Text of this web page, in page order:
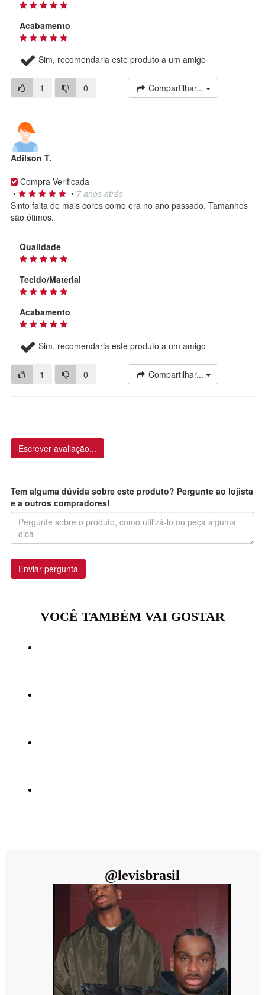
Acabamento
Sim, recomendaria este produto a um amigo
1 0 Compartilhar...
Adilson T.
Compra Verificada
•
• 7 anos atrás
Sinto falta de mais cores como era no ano passado. Tamanhos
são ótimos.
Qualidade
Tecido/Material
Acabamento
Sim, recomendaria este produto a um amigo
1 0 Compartilhar...
Escrever avaliação...
Tem alguma dúvida sobre este produto? Pergunte ao lojista
e a outros compradores!
Enviar pergunta
VOCÊ TAMBÉM VAI GOSTAR
@levisbrasil